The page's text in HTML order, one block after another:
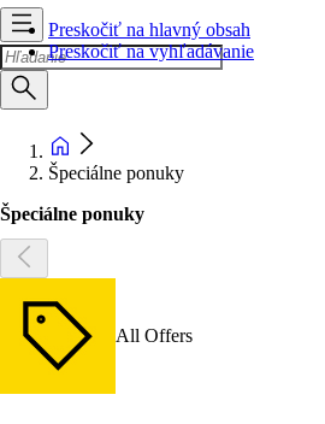
Preskočiť na hlavný obsah
Preskočiť na vyhľadávanie
Špeciálne ponuky
Špeciálne ponuky
All Offers